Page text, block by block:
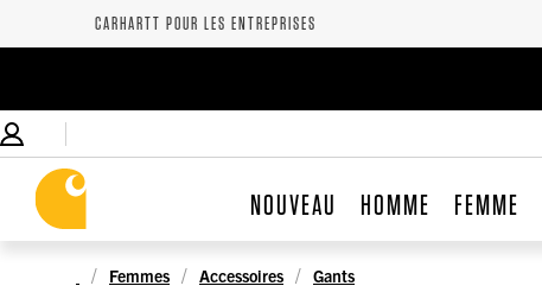
CARHARTT POUR LES ENTREPRISES
NOUVEAU HOMME FEMME
Femmes Accessoires Gants